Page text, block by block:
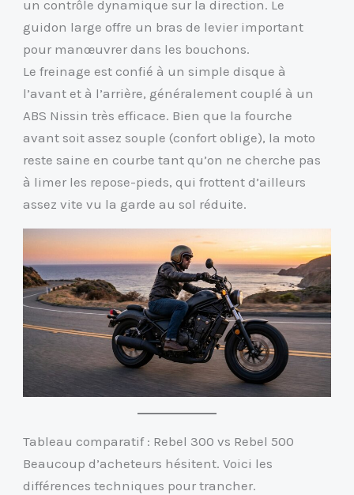
un contrôle dynamique sur la direction. Le
guidon large offre un bras de levier important
pour manœuvrer dans les bouchons.
Le freinage est confié à un simple disque à
l’avant et à l’arrière, généralement couplé à un
ABS Nissin très efficace. Bien que la fourche
avant soit assez souple (confort oblige), la moto
reste saine en courbe tant qu’on ne cherche pas
à limer les repose-pieds, qui frottent d’ailleurs
assez vite vu la garde au sol réduite.
Tableau comparatif : Rebel 300 vs Rebel 500
Beaucoup d’acheteurs hésitent. Voici les
différences techniques pour trancher.